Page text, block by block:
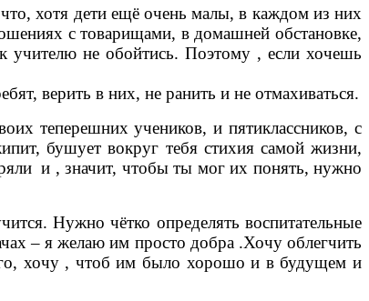
хотя дети ещё очень малы, в каждом из них
с товарищами, в домашней обстановке,
учителю не обойтись. Поэтому , если хочешь
верить в них, не ранить и не отмахиваться.
теперешних учеников, и пятиклассников, с
бушует вокруг тебя стихия самой жизни,
и , значит, чтобы ты мог их понять, нужно
Нужно чётко определять воспитательные
– я желаю им просто добра .Хочу облегчить
хочу , чтоб им было хорошо и в будущем и